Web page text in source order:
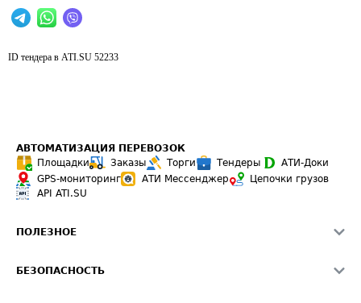
ID тендера в ATI.SU 52233
АВТОМАТИЗАЦИЯ ПЕРЕВОЗОК
Площадки
Заказы Торги Тендеры
АТИ-Доки
GPS-мониторинг
АТИ Мессенджер
Цепочки грузов
API ATI.SU
ПОЛЕЗНОЕ
БЕЗОПАСНОСТЬ